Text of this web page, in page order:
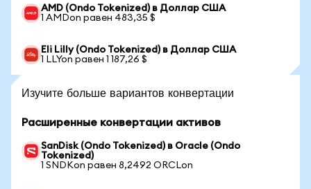
AMD (Ondo Tokenized) в Доллар США
1 AMDon равен 483,35 $
Eli Lilly (Ondo Tokenized) в Доллар США
1 LLYon равен 1 187,26 $
Изучите больше вариантов конвертации
Расширенные конвертации активов
SanDisk (Ondo Tokenized) в Oracle (Ondo
Tokenized)
1 SNDKon равен 8,2492 ORCLon